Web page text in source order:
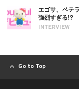
INTERVIEW
エゴサ、ベテ
強烈すぎる!?
Go to Top